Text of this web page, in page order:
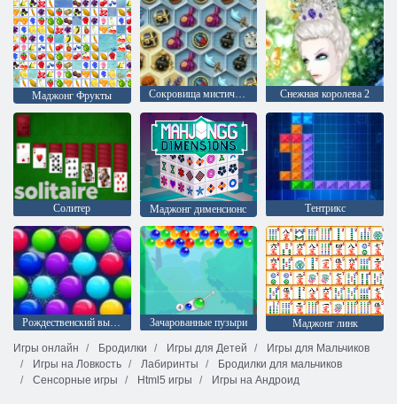
Маджонг Фрукты Сокровища мистического моря Снежная королева 2
Солитер Mаджонг дименсионс Тентрикс
Рождественский выпуск: Забавные пузыри Зачарованные пузыри
Маджонг линк
Игры онлайн
Бродилки Игры для Детей
Игры для Мальчиков
Игры на Ловкость
Лабиринты
Бродилки для мальчиков
Сенсорные игры
Html5 игры Игры на Андроид